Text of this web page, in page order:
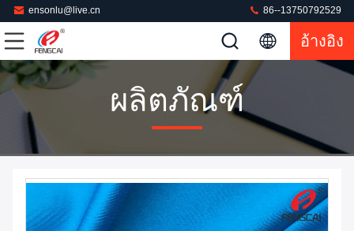
ensonlu@live.cn 86--13750792529
อ้างอิง
ผลิตภัณฑ์